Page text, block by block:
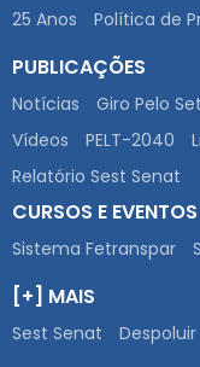
25 Anos
Política de
PUBLICAÇÕES
Notícias Giro Pelo
Vídeos
PELT-2040
Relatório Sest Senat
CURSOS E EVENTOS
Sistema Fetranspar
[+] MAIS
Sest Senat Despoluir